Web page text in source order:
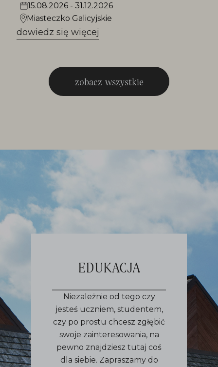
15.08.2026 - 31.12.2026
Miasteczko Galicyjskie
dowiedz się więcej
zobacz wszystkie
EDUKACJA
Niezależnie od tego czy
jesteś uczniem, studentem,
czy po prostu chcesz zgłębić
swoje zainteresowania, na
pewno znajdziesz tutaj coś
dla siebie. Zapraszamy do